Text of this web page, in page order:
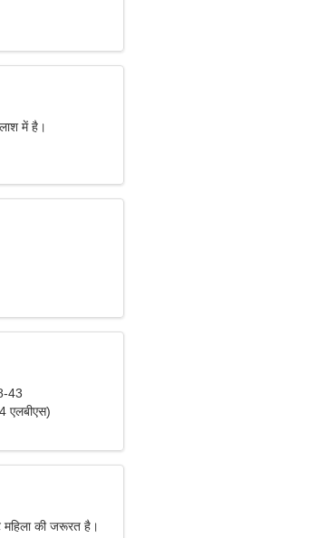
में है।
43
एलबीएस)
महिला की जरूरत है।